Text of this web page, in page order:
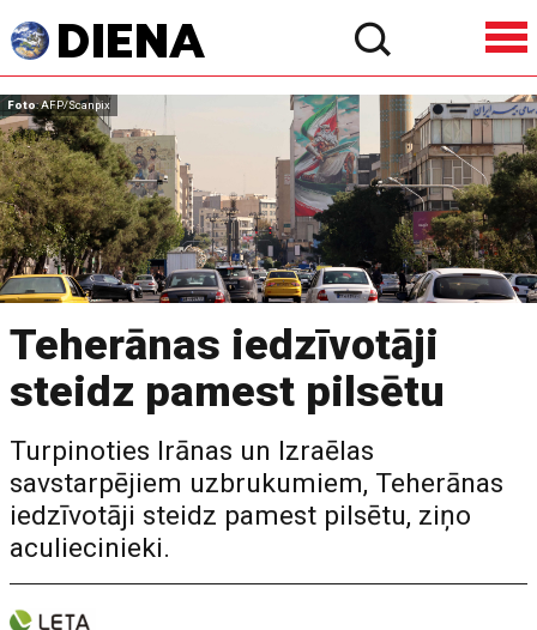
Foto: AFP/Scanpix
Teherānas iedzīvotāji
steidz pamest pilsētu
Turpinoties Irānas un Izraēlas
savstarpējiem uzbrukumiem, Teherānas
iedzīvotāji steidz pamest pilsētu, ziņo
aculiecinieki.